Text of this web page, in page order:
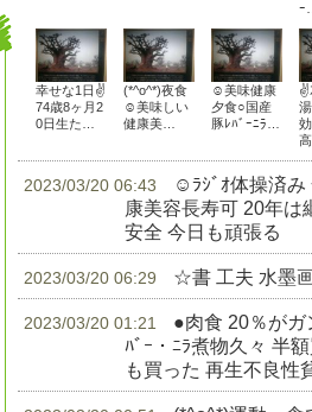
ｰ
幸せな1日✌
74歳8ヶ月2
0日生た…
(*^o^*)夜食
☺美味しい
健康美…
☺美味健康
夕食○国産
豚ﾚﾊﾞｰﾆﾗ…
✌
2023/03/20 06:43
☺ﾗｼﾞｵ体操済み
康美容長寿可 20年は
安全 今日も頑張る
2023/03/20 06:29 ☆書 工夫 水墨
2023/03/20 01:21
●肉食 20％がガ
ﾊﾞｰ・ﾆﾗ煮物久々 半
も買った 再生不良性